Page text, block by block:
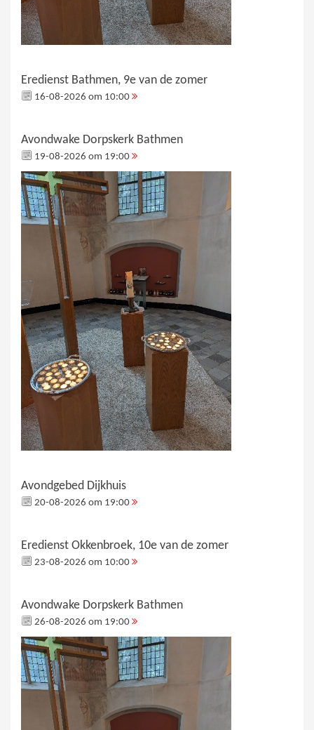
Eredienst Bathmen, 9e van de zomer
16-08-2026 om 10:00
Avondwake Dorpskerk Bathmen
19-08-2026 om 19:00
Avondgebed Dijkhuis
20-08-2026 om 19:00
Eredienst Okkenbroek, 10e van de zomer
23-08-2026 om 10:00
Avondwake Dorpskerk Bathmen
26-08-2026 om 19:00